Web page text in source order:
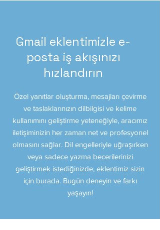
Gmail eklentimizle e-
posta iş akışınızı
hızlandırın
Özel yanıtlar oluşturma, mesajları çevirme
ve taslaklarınızın dilbilgisi ve kelime
kullanımını geliştirme yeteneğiyle, aracımız
iletişiminizin her zaman net ve profesyonel
olmasını sağlar. Dil engelleriyle uğraşırken
veya sadece yazma becerilerinizi
geliştirmek istediğinizde, eklentimiz sizin
için burada. Bugün deneyin ve farkı
yaşayın!